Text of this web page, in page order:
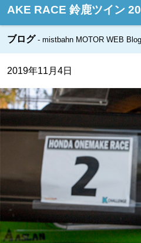
AKE RACE 鈴鹿ツイン
ブログ mistbahn MOTOR WEB Blog
2019年11月4日